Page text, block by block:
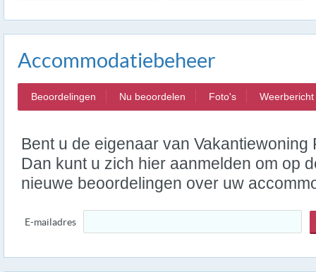
Accommodatiebeheer
Beoordelingen Nu beoordelen Foto's Weerbericht
Bent u de eigenaar van Vakantiewoning
Dan kunt u zich hier aanmelden om op
nieuwe beoordelingen over uw
E-mailadres